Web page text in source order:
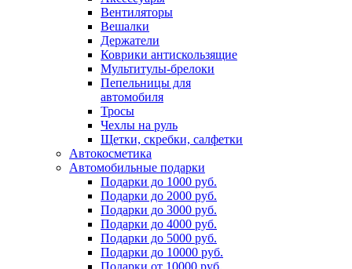
Вентиляторы
Вешалки
Держатели
Коврики антискользящие
Мультитулы-брелоки
Пепельницы для
автомобиля
Тросы
Чехлы на руль
Щетки, скребки, салфетки
Автокосметика
Автомобильные подарки
Подарки до 1000 руб.
Подарки до 2000 руб.
Подарки до 3000 руб.
Подарки до 4000 руб.
Подарки до 5000 руб.
Подарки до 10000 руб.
Подарки от 10000 руб.